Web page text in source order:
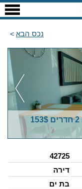
נכס הבא
בת ים דירה להשכרה לתקופה קצרה 2 חדרים 153$
42725
דירה
בת ים